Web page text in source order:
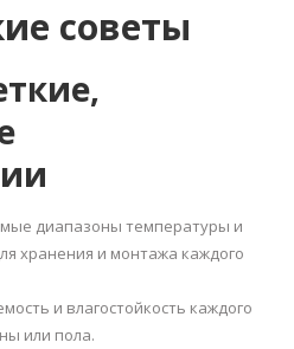
советы
диапазоны температуры и
хранения и монтажа каждого
и влагостойкость каждого
или пола.